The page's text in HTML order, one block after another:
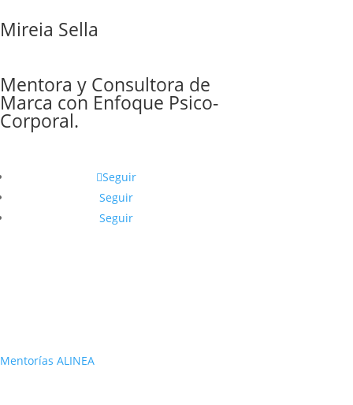
Mireia Sella
Mentora y Consultora de
Marca con Enfoque Psico-
Corporal.
Seguir
Seguir
Seguir
Mentorías ALINEA